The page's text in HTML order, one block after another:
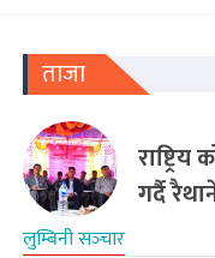
ताजा
गर्दै
लुम्बिनी सञ्‍चार